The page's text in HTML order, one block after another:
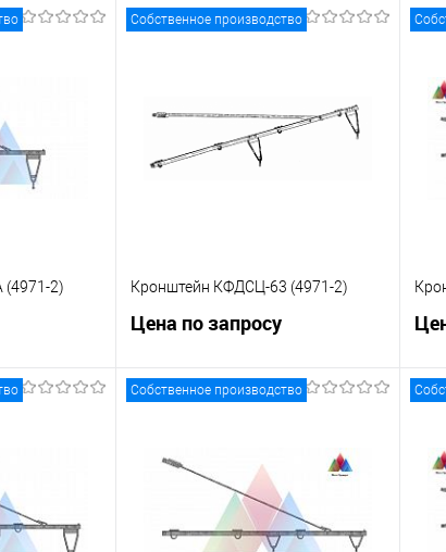
2)
цену
Собственное производство
Кронштейн КФДСЦ-63 (4971-2)
Цена по запросу
Запросить цену
Купить в 1 клик
К сравнению
В избранное
Собственное производство